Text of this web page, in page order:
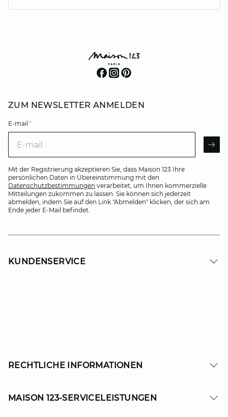
ZUM NEWSLETTER ANMELDEN
E-mail *
Mit der Registrierung akzeptieren Sie, dass Maison 123 Ihre
persönlichen Daten in Übereinstimmung mit den
Datenschutzbestimmungen verarbeitet, um Ihnen kommerzielle
Mitteilungen zukommen zu lassen. Sie können sich jederzeit
abmelden, indem Sie auf den Link "Abmelden" klicken, der sich am
Ende jeder E-Mail befindet.
KUNDENSERVICE
RECHTLICHE INFORMATIONEN
MAISON 123-SERVICELEISTUNGEN